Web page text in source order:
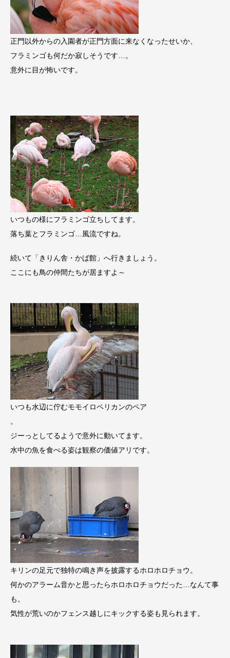
正門以外からの入園者が正門方面に来なくなったせいか、
フラミンゴも何だか寂しそうです…。
意外に目が怖いです。
いつもの様にフラミンゴ立ちしてます。
落ち葉とフラミンゴ…風流ですね。
続いて「きりん舎・かば館」へ行きましょう。
ここにも鳥の仲間たちが居ますよ～
いつも水辺に佇むモモイロペリカンのペア
。
ジーっとしてるようで意外に動いてます。
水中の魚を食べる姿は観察の価値アリです。
キリンの足元で独特の鳴き声を披露するホロホロチョウ。
何かのアラーム音かと思ったらホロホロチョウだった…なんて事
も。
気性が荒いのかフェンス越しにキックする姿も見られます。